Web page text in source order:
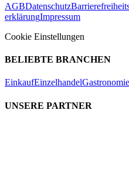
AGBDatenschutz
erklärungImpressum
Cookie Einstellungen
BELIEBTE BRANCHEN
EinkaufEinzelhandelGastronomie
UNSERE PARTNER